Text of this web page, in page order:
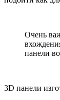
Очень
панели
3D панели